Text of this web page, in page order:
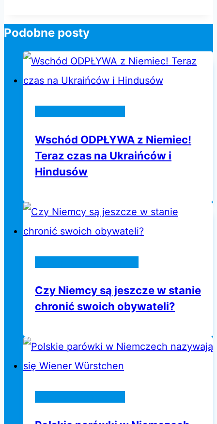
Podobne posty
Wschód ODPŁYWA z Niemiec!
Teraz czas na Ukraińców i
Hindusów
Czy Niemcy są jeszcze w stanie
chronić swoich obywateli?